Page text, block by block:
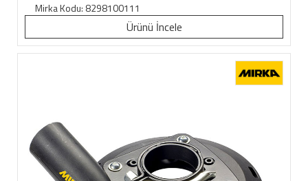
Mirka Kodu: 8298100111
Ürünü İncele